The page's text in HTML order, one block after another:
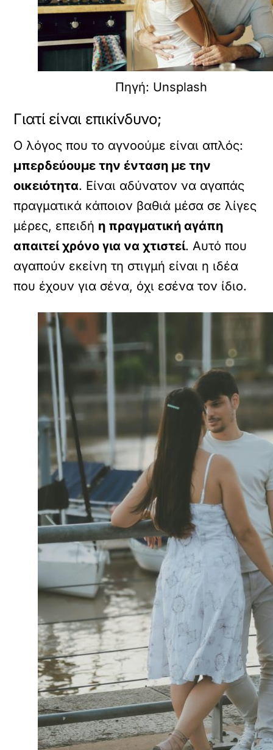
Πηγή: Unsplash
Γιατί είναι επικίνδυνο;
Ο λόγος που το αγνοούμε είναι απλός:
μπερδεύουμε την ένταση με την
οικειότητα. Είναι αδύνατον να αγαπάς
πραγματικά κάποιον βαθιά μέσα σε λίγες
μέρες, επειδή η πραγματική αγάπη
απαιτεί χρόνο για να χτιστεί. Αυτό που
αγαπούν εκείνη τη στιγμή είναι η ιδέα
που έχουν για σένα, όχι εσένα τον ίδιο.